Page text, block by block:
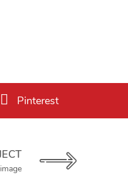
Pinterest